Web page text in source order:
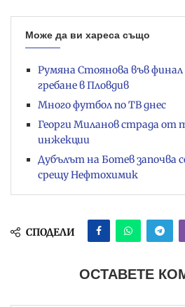
Може да ви хареса също
Румяна Стоянова във
гребане в Пловдив
Много футбол по ТВ днес
Георги Миланов страда от
инжекции
Дубълът на Ботев започва
срещу Нефтохимик
СПОДЕЛИ
ОСТАВЕТЕ